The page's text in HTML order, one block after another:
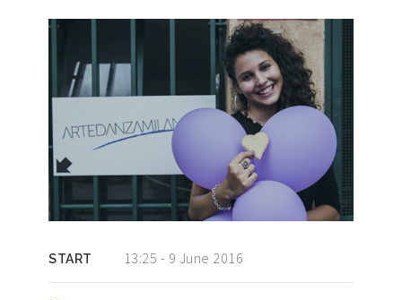
START 13:25 - 9 June 2016